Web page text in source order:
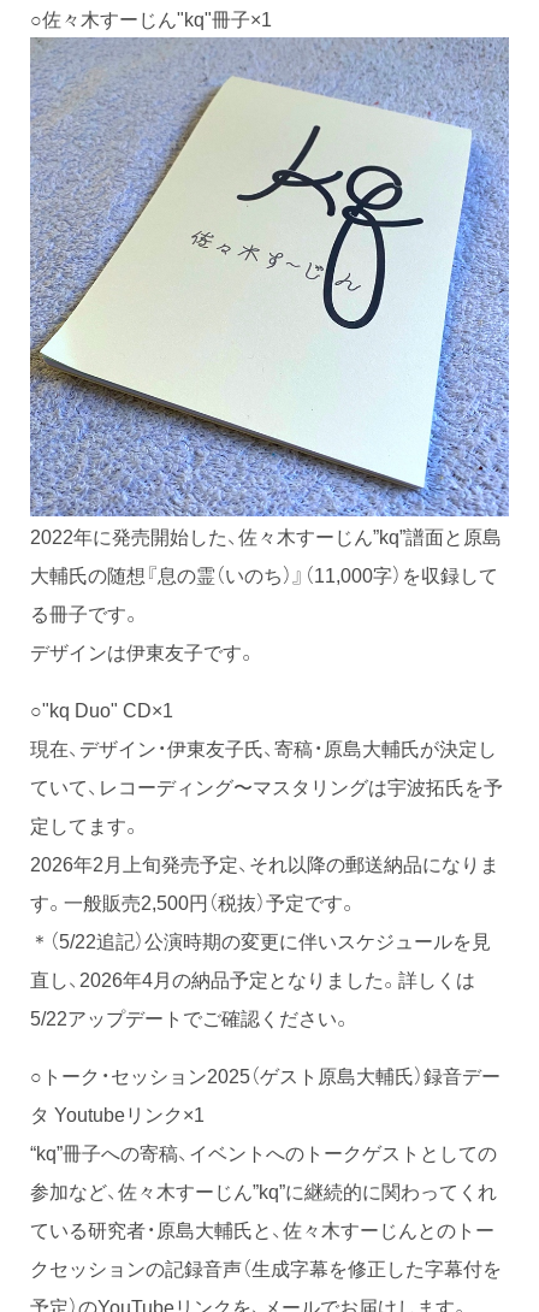
○佐々木すーじん"kq"冊子×1
2022年に発売開始した、佐々木すーじん”kq”譜面と原島
大輔氏の随想『息の霊（いのち）』（11,000字）を収録して
る冊子です。
デザインは伊東友子です。
○"kq Duo" CD×1
現在、デザイン・伊東友子氏、寄稿・原島大輔氏が決定し
ていて、レコーディング〜マスタリングは宇波拓氏を予
定してます。
2026年2月上旬発売予定、それ以降の郵送納品になりま
す。一般販売2,500円（税抜）予定です。
＊（5/22追記）公演時期の変更に伴いスケジュールを見
直し、2026年4月の納品予定となりました。詳しくは
5/22アップデートでご確認ください。
○トーク・セッション2025（ゲスト原島大輔氏）録音デー
タ Youtubeリンク×1
“kq”冊子への寄稿、イベントへのトークゲストとしての
参加など、佐々木すーじん”kq”に継続的に関わってくれ
ている研究者・原島大輔氏と、佐々木すーじんとのトー
クセッションの記録音声（生成字幕を修正した字幕付を
予定）のYouTubeリンクを、メールでお届けします。